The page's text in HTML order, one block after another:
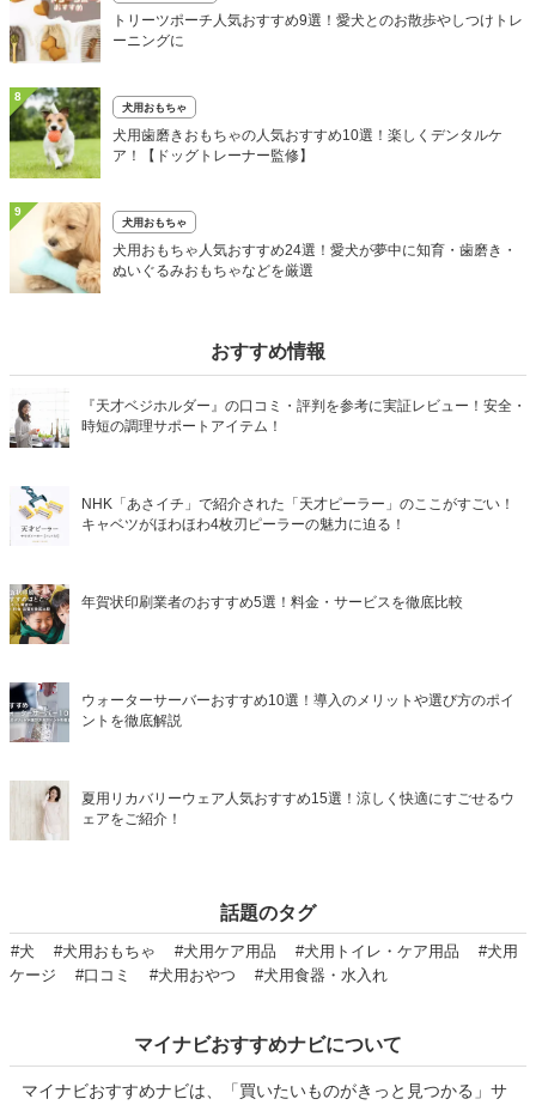
トリーツポーチ人気おすすめ9選！愛犬とのお散歩やしつけトレ
ーニングに
8
犬用おもちゃ
犬用歯磨きおもちゃの人気おすすめ10選！楽しくデンタルケ
ア！【ドッグトレーナー監修】
9
犬用おもちゃ
犬用おもちゃ人気おすすめ24選！愛犬が夢中に知育・歯磨き・
ぬいぐるみおもちゃなどを厳選
おすすめ情報
『天才ベジホルダー』の口コミ・評判を参考に実証レビュー！安全・
時短の調理サポートアイテム！
NHK「あさイチ」で紹介された「天才ピーラー」のここがすごい！
キャベツがほわほわ4枚刃ピーラーの魅力に迫る！
年賀状印刷業者のおすすめ5選！料金・サービスを徹底比較
ウォーターサーバーおすすめ10選！導入のメリットや選び方のポイ
ントを徹底解説
夏用リカバリーウェア人気おすすめ15選！涼しく快適にすごせるウ
ェアをご紹介！
話題のタグ
#犬 #犬用おもちゃ #犬用ケア用品 #犬用トイレ・ケア用品
#犬用
ケージ
#口コミ #犬用おやつ #犬用食器・水入れ
マイナビおすすめナビについて
マイナビおすすめナビは、「買いたいものがきっと見つかる」サ